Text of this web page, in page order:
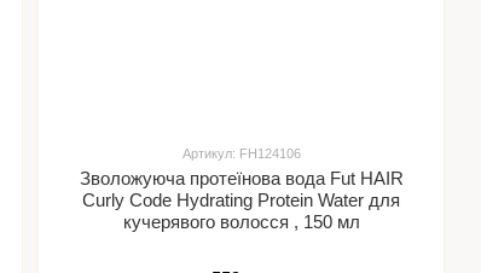
Артикул: FH124106
Зволожуюча протеїнова вода Fut HAIR
Curly Code Hydrating Protein Water для
кучерявого волосся , 150 мл